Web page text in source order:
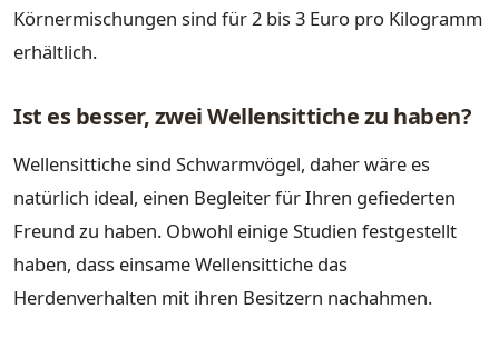
Körnermischungen sind für 2 bis 3 Euro pro Kilogramm
erhältlich.
Ist es besser, zwei Wellensittiche zu haben?
Wellensittiche sind Schwarmvögel, daher wäre es
natürlich ideal, einen Begleiter für Ihren gefiederten
Freund zu haben. Obwohl einige Studien festgestellt
haben, dass einsame Wellensittiche das
Herdenverhalten mit ihren Besitzern nachahmen.